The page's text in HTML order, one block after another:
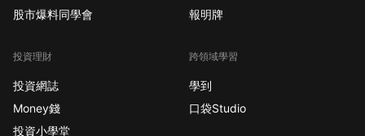
股市爆料同學會
投資理財
投資網誌
Money錢
投資小學堂
報明牌
跨領域學習
學到
口袋Studio